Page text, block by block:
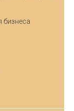
бизнеса